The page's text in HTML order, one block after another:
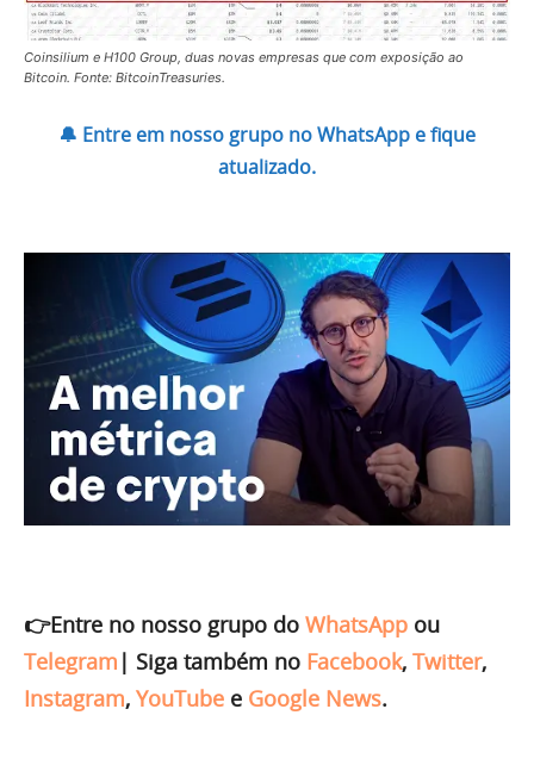
Coinsilium e H100 Group, duas novas empresas que com exposição ao
Bitcoin. Fonte: BitcoinTreasuries.
🔔 Entre em nosso grupo no WhatsApp e fique
atualizado.
👉Entre no nosso grupo do WhatsApp ou
Telegram | Siga também no Facebook, Twitter,
Instagram, YouTube e Google News.